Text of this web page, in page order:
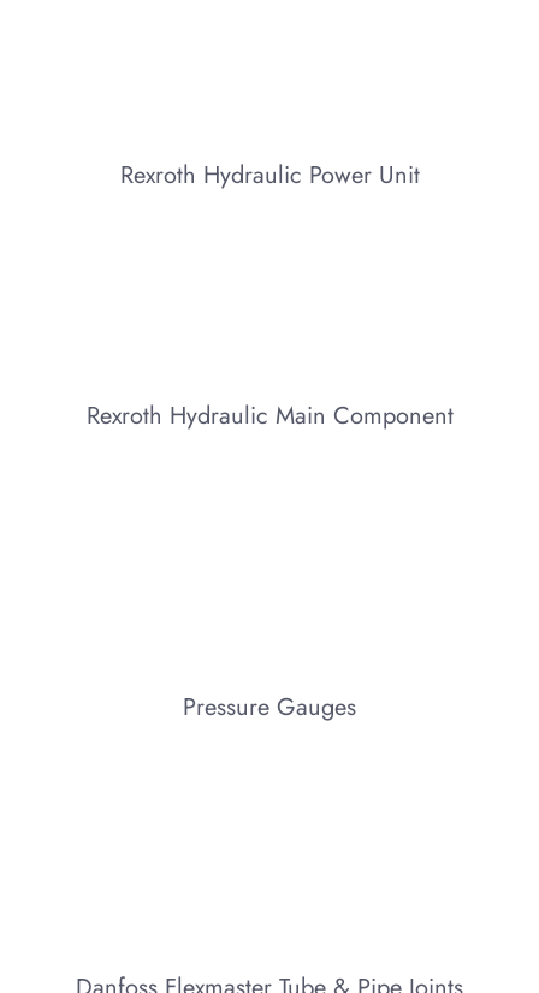
Rexroth Hydraulic Power Unit
Rexroth Hydraulic Main Component
Pressure Gauges